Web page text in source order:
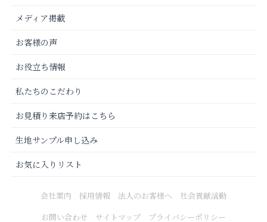
メディア掲載
お客様の声
お役立ち情報
私たちのこだわり
お見積り来店予約はこちら
生地サンプル申し込み
お気に入りリスト
会社案内 採用情報 法人のお客様へ
社会貢献活動
お問い合わせ
サイトマップ プライバシーポリシー